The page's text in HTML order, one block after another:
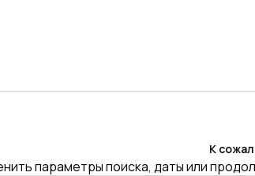
К
параметры поиска, даты или